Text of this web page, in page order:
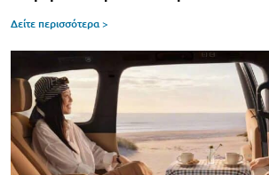
Δείτε περισσότερα >